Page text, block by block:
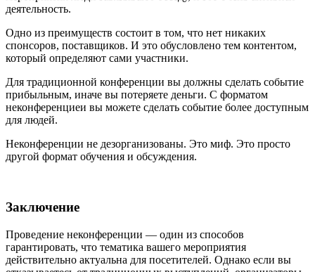
деятельность.
Одно из преимуществ состоит в том, что нет никаких
спонсоров, поставщиков. И это обусловлено тем контентом,
который определяют сами участники.
Для традиционной конференции вы должны сделать событие
прибыльным, иначе вы потеряете деньги. С форматом
неконференциеи вы можете сделать событие более доступным
для людей.
Неконференции не дезорганизованы. Это миф. Это просто
другой формат обучения и обсуждения.
Заключение
Проведение неконференции — один из способов
гарантировать, что тематика вашего мероприятия
действительно актуальна для посетителей. Однако если вы